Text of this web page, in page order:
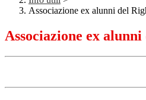
Associazione ex alunni del
Associazione ex